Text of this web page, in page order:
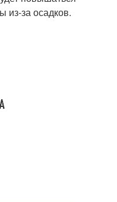
из-за осадков.